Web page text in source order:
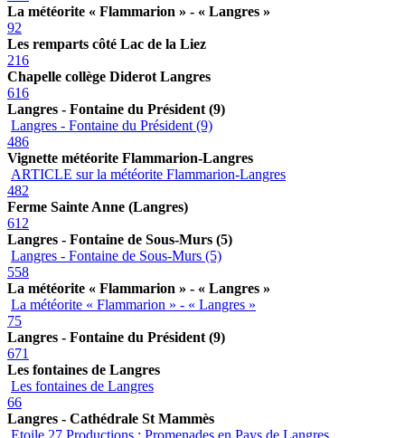
La météorite « Flammarion » - « Langres »
92
Les remparts côté Lac de la Liez
216
Chapelle collège Diderot Langres
616
Langres - Fontaine du Président (9)
Langres - Fontaine du Président (9)
486
Vignette météorite Flammarion-Langres
ARTICLE sur la météorite Flammarion-Langres
482
Ferme Sainte Anne (Langres)
612
Langres - Fontaine de Sous-Murs (5)
Langres - Fontaine de Sous-Murs (5)
558
La météorite « Flammarion » - « Langres »
La météorite « Flammarion » - « Langres »
75
Langres - Fontaine du Président (9)
671
Les fontaines de Langres
Les fontaines de Langres
66
Langres - Cathédrale St Mammès
Etoile 27 Productions : Promenades en Pays de Langres